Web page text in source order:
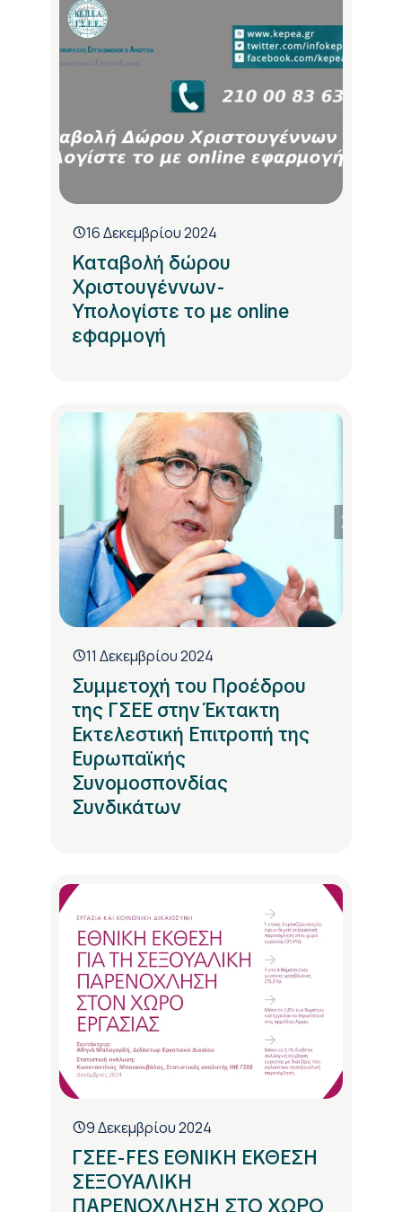
16 Δεκεμβρίου 2024
Καταβολή δώρου
Χριστουγέννων-
Υπολογίστε το με online
εφαρμογή
11 Δεκεμβρίου 2024
Συμμετοχή του Προέδρου
της ΓΣΕΕ στην Έκτακτη
Εκτελεστική Επιτροπή της
Ευρωπαϊκής
Συνομοσπονδίας
Συνδικάτων
9 Δεκεμβρίου 2024
ΓΣΕΕ-FES ΕΘΝΙΚΗ ΕΚΘΕΣΗ
ΣΕΞΟΥΑΛΙΚΗ
ΠΑΡΕΝΟΧΛΗΣΗ ΣΤΟ ΧΩΡΟ